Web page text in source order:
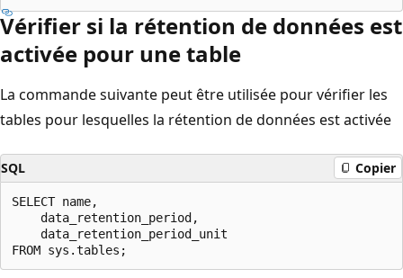
Vérifier si la rétention de données est
activée pour une table
La commande suivante peut être utilisée pour vérifier les
tables pour lesquelles la rétention de données est activée
SQL Copier
SELECT name,
    data_retention_period,
    data_retention_period_unit